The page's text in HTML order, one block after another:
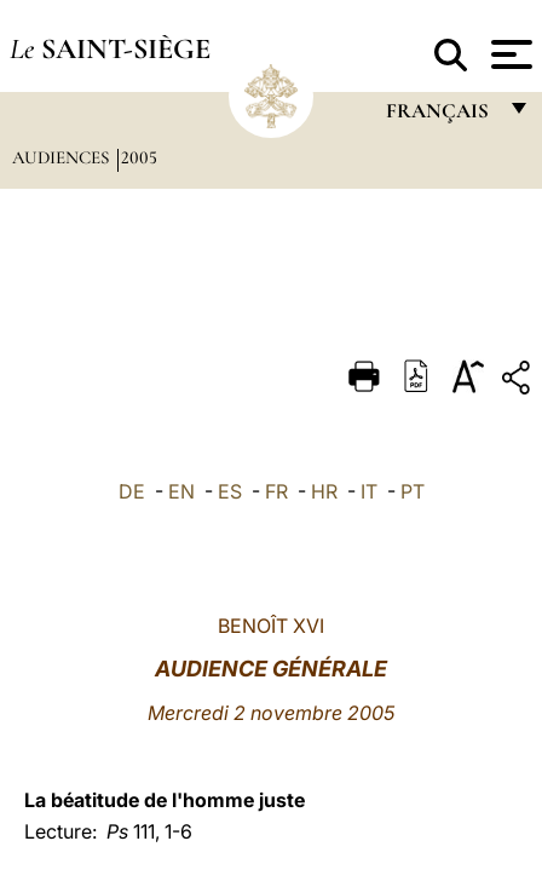
Le SAINT-SIÈGE
FRANÇAIS
DEUTSCH
العربيّة
AUDIENCES 2005
DE - EN - ES- FR- HR- IT- PT
BENOÎT XVI
AUDIENCE GÉNÉRALE
Mercredi 2 novembre 2005
La béatitude de l'homme juste
Lecture: Ps 111, 1-6